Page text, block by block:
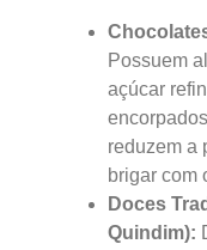
Possuem
açúcar
reduzem a
brigar com
Doces
Quindim):